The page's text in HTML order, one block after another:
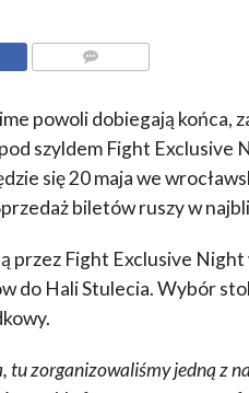
powoli dobiegają końca,
szyldem Fight Exclusive
się 20 maja we
biletów ruszy w
przez Fight Exclusive
do Hali Stulecia. Wybór
tu zorganizowaliśmy jedną z